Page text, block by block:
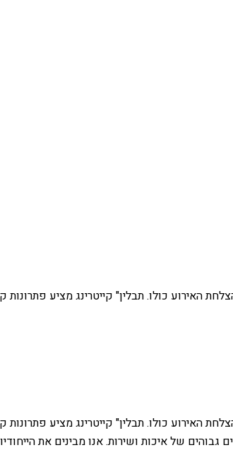
האירוע כולו. תבלין" קייטרינג מציע
האירוע כולו. תבלין" קייטרינג מציע
של איכות ושירות. אנו מבינים את